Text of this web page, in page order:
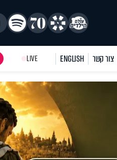
צור קשר ENGLISH
LIVE